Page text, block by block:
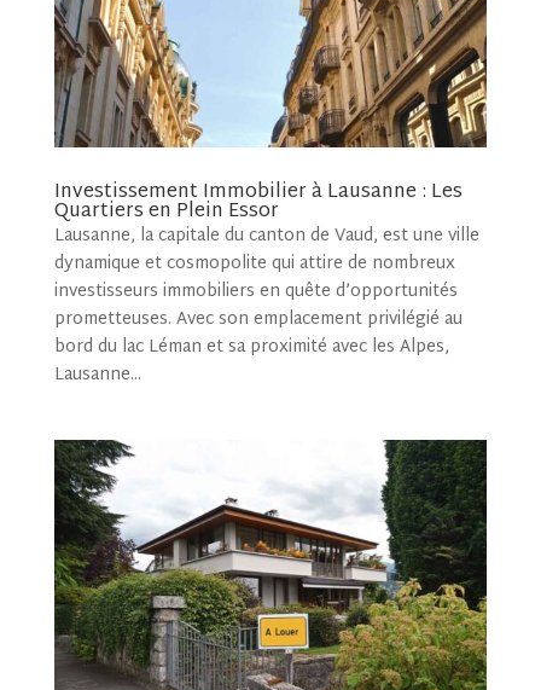
Investissement Immobilier à Lausanne : Les
Quartiers en Plein Essor
Lausanne, la capitale du canton de Vaud, est une ville
dynamique et cosmopolite qui attire de nombreux
investisseurs immobiliers en quête d’opportunités
prometteuses. Avec son emplacement privilégié au
bord du lac Léman et sa proximité avec les Alpes,
Lausanne...